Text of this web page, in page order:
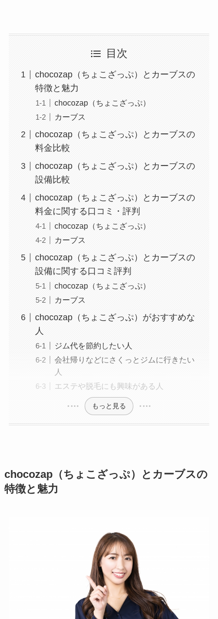
目次
chocozap（ちょこざっぷ）とカーブスの
特徴と魅力
chocozap（ちょこざっぷ）
カーブス
chocozap（ちょこざっぷ）とカーブスの
料金比較
chocozap（ちょこざっぷ）とカーブスの
設備比較
chocozap（ちょこざっぷ）とカーブスの
料金に関する口コミ・評判
chocozap（ちょこざっぷ）
カーブス
chocozap（ちょこざっぷ）とカーブスの
設備に関する口コミ評判
chocozap（ちょこざっぷ）
カーブス
chocozap（ちょこざっぷ）がおすすめな
人
ジム代を節約したい人
会社帰りなどにさくっとジムに行きたい
人
エステや脱毛にも興味がある人
もっと見る
chocozap（ちょこざっぷ）とカーブスの
特徴と魅力